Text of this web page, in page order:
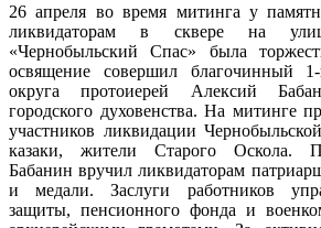
26 апреля во время митинга у
ликвидаторам в сквере на
«Чернобыльский Спас» была
освящение совершил благочинный 1-
округа протоиерей Алексий
городского духовенства. На митинге
участников ликвидации
казаки, жители Старого Оскола.
Бабанин вручил ликвидаторам
и медали. Заслуги работников
защиты, пенсионного фонда и